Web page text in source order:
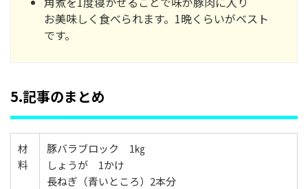
お美味しく食べられます。1晩くらいがベスト
です。
5.記事のまとめ
材
料
豚バラブロック 1㎏
しょうが 1かけ
長ねぎ（青いところ）2本分